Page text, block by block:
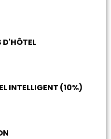
D'HÔTEL
INTELLIGENT (10%)